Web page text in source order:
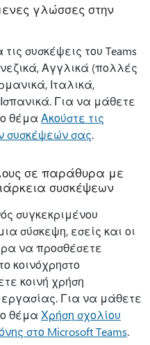
γλώσσες στην
συσκέψεις του Teams
Αγγλικά (πολλές
Ιταλικά,
Για να μάθετε
θέμα Ακούστε τις
συσκέψεών σας.
σε παράθυρα με
συσκέψεων
συγκεκριμένου
σύσκεψη, εσείς και οι
να προσθέσετε
κοινόχρηστο
κοινή χρήση
Για να μάθετε
θέμα Χρήση σχολίου
στο Microsoft Teams.